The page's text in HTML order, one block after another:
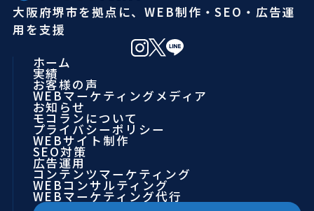
大阪府堺市を拠点に、WEB制作・SEO・広告運
用を支援
ホーム
実績
お客様の声
WEBマーケティングメディア
お知らせ
モコランについて
プライバシーポリシー
WEBサイト制作
SEO対策
広告運用
コンテンツマーケティング
WEBコンサルティング
WEBマーケティング代行